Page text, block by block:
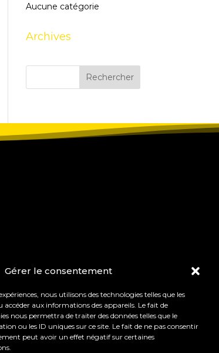
Gérer le consentement
nous utilisons des technologies telles que les
accéder aux informations des appareils. Le fait de
nous permettra de traiter des données telles que le
ou les ID uniques sur ce site. Le fait de ne pas consentir
peut avoir un effet négatif sur certaines
Aucune catégorie
Archives
Mentions légales